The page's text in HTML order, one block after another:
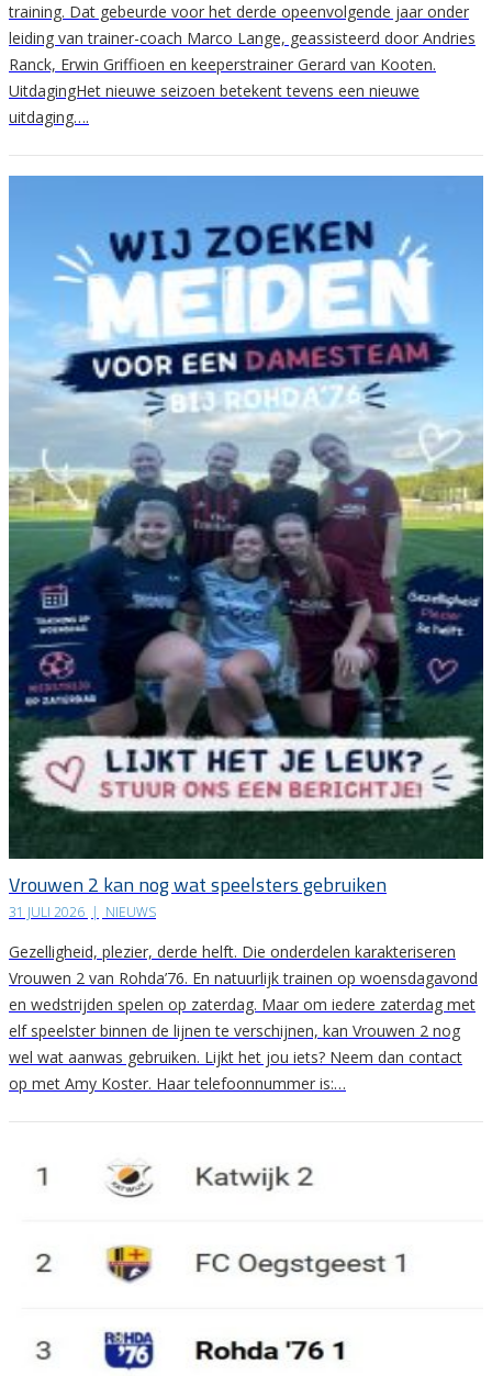
training. Dat gebeurde voor het derde opeenvolgende jaar onder
leiding van trainer-coach Marco Lange, geassisteerd door Andries
Ranck, Erwin Griffioen en keeperstrainer Gerard van Kooten.
UitdagingHet nieuwe seizoen betekent tevens een nieuwe
uitdaging….
Vrouwen 2 kan nog wat speelsters gebruiken
31 JULI 2026 | NIEUWS
Gezelligheid, plezier, derde helft. Die onderdelen karakteriseren
Vrouwen 2 van Rohda’76. En natuurlijk trainen op woensdagavond
en wedstrijden spelen op zaterdag. Maar om iedere zaterdag met
elf speelster binnen de lijnen te verschijnen, kan Vrouwen 2 nog
wel wat aanwas gebruiken. Lijkt het jou iets? Neem dan contact
op met Amy Koster. Haar telefoonnummer is:…